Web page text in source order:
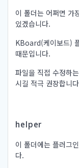
이 폴더는 어쩌면 가
있겠습니다.
KBoard(케이보드)
때문입니다.
파일을 직접 수정하
시길 적극 권장합니
helper
이 폴더에는 플러그
다.